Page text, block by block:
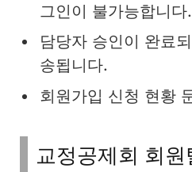
그인이 불가능합니다.
담당자 승인이 완료
송됩니다.
회원가입 신청 현황
교정공제회 회원